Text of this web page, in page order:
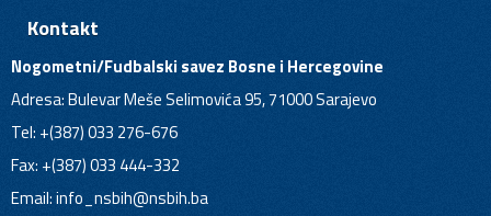
Kontakt
Nogometni/Fudbalski savez Bosne i Hercegovine
Adresa: Bulevar Meše Selimovića 95, 71000 Sarajevo
Tel: +(387) 033 276-676
Fax: +(387) 033 444-332
Email:info_nsbih@nsbih.ba